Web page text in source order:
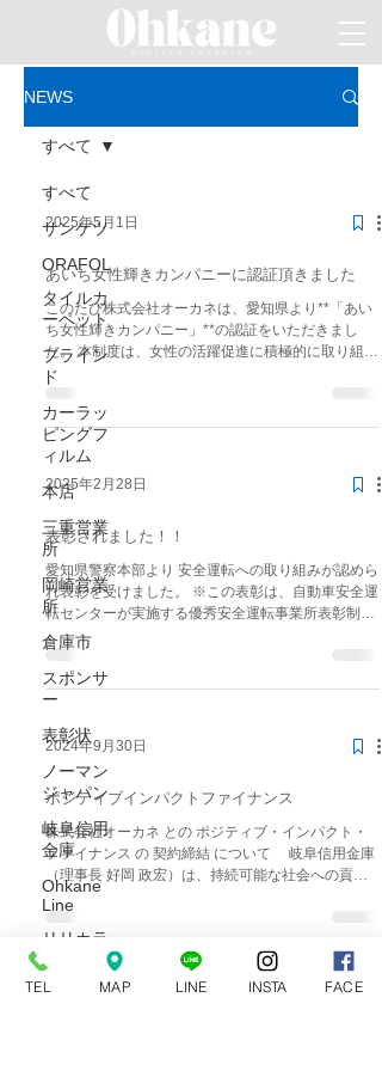
NEWS
すべて
サンゲツ
ORAFOL
タイルカ
ーペット
ブライン
ド
カーラッ
ピングフ
ィルム
本店
三重営業
所
岡崎営業
所
倉庫市
スポンサ
ー
表彰状
ノーマン
ジャパン
岐阜信用
金庫
Ohkane
Line
リリカラ
クロス｜
壁紙
すべて
2025年5月1日
あいち女性輝きカンパニーに認証頂きました
このたび株式会社オーカネは、愛知県より**「あい
ち女性輝きカンパニー」**の認証をいただきまし
た。 本制度は、女性の活躍促進に積極的に取り組む
企業を対象に、愛知県が認証を行うものです。 当社
づくりを目指し、働きやすい環境整備やワ...
2025年2月28日
表彰されました！！
愛知県警察本部より 安全運転への取り組みが認めら
れ表彰を受けました。 ※この表彰は、自動車安全運
転センターが実施する優秀安全運転事業所表彰制度
で、運転記録証明書を活用し安全運転、交通事故防
あげた事業所に対し、その達成度に応じて「...
2024年9月30日
ポジティブインパクトファイナンス
株式会社オーカネ との ポジティブ・インパクト・
ファイナンス の 契約締結 について 岐阜信用金庫
（理事長 好岡 政宏）は、持続可能な社会への貢献
を共に実現するため、 株式会社オーカネ（代表取締
イナンス」...
TEL MAP LINE INSTA FACE